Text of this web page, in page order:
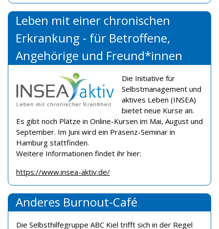
Leben mit einer chronischen
Erkrankung - für Betroffene,
Angehörige und Freund*innen
Die Initiative für
Selbstmanagement und
aktives Leben (INSEA)
bietet neue Kurse an.
Es gibt noch Plätze in Online-Kursen im Mai, August und
September. Im Juni wird ein Präsenz-Seminar in
Hamburg stattfinden.
Weitere Informationen findet ihr hier:
https://www.insea-aktiv.de/
Anderes Burnout-Café
Die Selbsthilfegruppe ABC Kiel trifft sich in der Regel